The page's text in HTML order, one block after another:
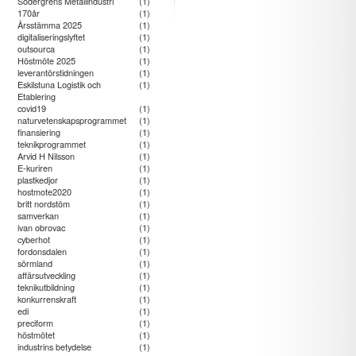
170år
(1)
Årsstämma 2025
(1)
digitaliseringslyftet
(1)
outsourca
(1)
Höstmöte 2025
(1)
leverantörstidningen
(1)
Eskilstuna Logistik och
Etablering
(1)
covid19
(1)
naturvetenskapsprogrammet
(1)
finansiering
(1)
teknikprogrammet
(1)
Arvid H Nilsson
(1)
E-kuriren
(1)
plastkedjor
(1)
hostmote2020
(1)
britt nordstöm
(1)
samverkan
(1)
ivan obrovac
(1)
cyberhot
(1)
fordonsdalen
(1)
sörmland
(1)
affärsutveckling
(1)
teknikutbildning
(1)
konkurrenskraft
(1)
edi
(1)
preciform
(1)
höstmötet
(1)
industrins betydelse
(1)